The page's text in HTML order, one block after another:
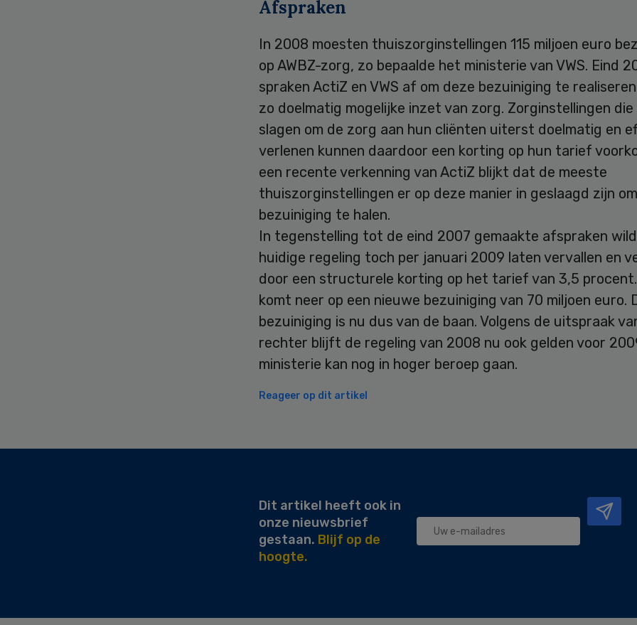
Afspraken
In 2008 moesten thuiszorginstellingen 115 miljoen euro
op AWBZ-zorg, zo bepaalde het ministerie van VWS. Eind
spraken ActiZ en VWS af om deze bezuiniging te
zo doelmatig mogelijke inzet van zorg. Zorginstellingen die
slagen om de zorg aan hun cliënten uiterst doelmatig en
verlenen kunnen daardoor een korting op hun tarief
een recente verkenning van ActiZ blijkt dat de meeste
thuiszorginstellingen er op deze manier in geslaagd zijn
bezuiniging te halen.
In tegenstelling tot de eind 2007 gemaakte afspraken
huidige regeling toch per januari 2009 laten vervallen en
door een structurele korting op het tarief van 3,5
komt neer op een nieuwe bezuiniging van 70 miljoen euro.
bezuiniging is nu dus van de baan. Volgens de uitspraak
rechter blijft de regeling van 2008 nu ook gelden voor
ministerie kan nog in hoger beroep gaan.
Reageer op dit artikel
Dit artikel heeft ook in
onze nieuwsbrief
gestaan. Blijf op de
hoogte.